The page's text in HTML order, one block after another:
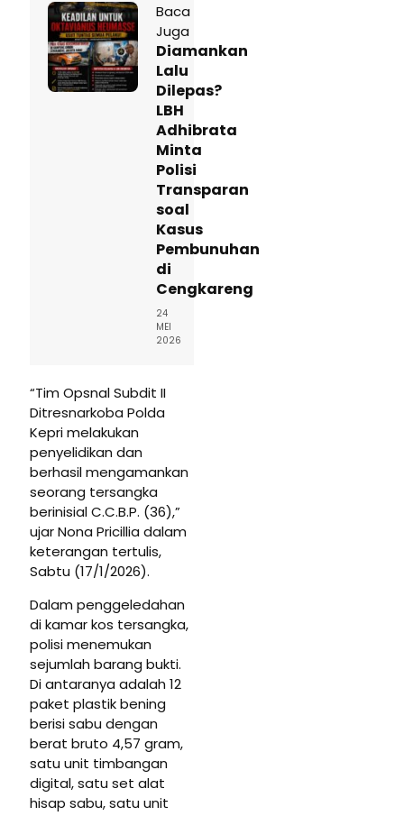
Baca
Juga
Diamankan
Lalu
Dilepas?
LBH
Adhibrata
Minta
Polisi
Transparan
soal
Kasus
Pembunuhan
di
Cengkareng
24
MEI
2026
“Tim Opsnal Subdit II
Ditresnarkoba Polda
Kepri melakukan
penyelidikan dan
berhasil mengamankan
seorang tersangka
berinisial C.C.B.P. (36),”
ujar Nona Pricillia dalam
keterangan tertulis,
Sabtu (17/1/2026).
Dalam penggeledahan
di kamar kos tersangka,
polisi menemukan
sejumlah barang bukti.
Di antaranya adalah 12
paket plastik bening
berisi sabu dengan
berat bruto 4,57 gram,
satu unit timbangan
digital, satu set alat
hisap sabu, satu unit